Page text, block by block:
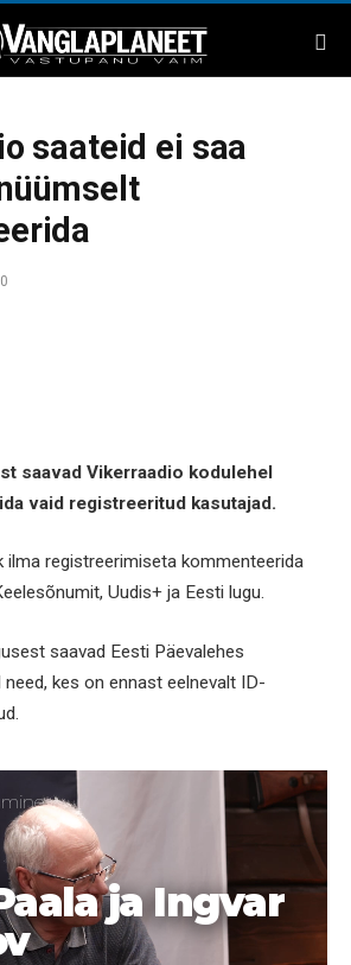
saateid ei saa
saavad Vikerraadio kodulehel
vaid registreeritud kasutajad.
ilma registreerimiseta kommenteerida
Uudis+ ja Eesti lugu.
saavad Eesti Päevalehes
kes on ennast eelnevalt ID-
ja Ingvar